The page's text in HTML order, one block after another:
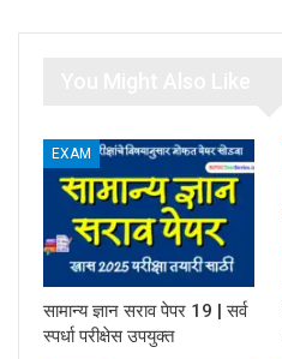
EXAM
सामान्य ज्ञान सराव पेपर 19 | सर्व
स्पर्धा परीक्षेस उपयुक्त